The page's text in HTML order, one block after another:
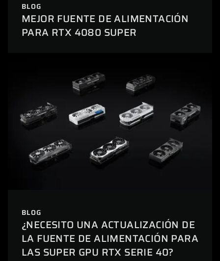
BLOG
MEJOR FUENTE DE ALIMENTACIÓN
PARA RTX 4080 SUPER
BLOG
¿NECESITO UNA ACTUALIZACIÓN DE
LA FUENTE DE ALIMENTACIÓN PARA
LAS SUPER GPU RTX SERIE 40?